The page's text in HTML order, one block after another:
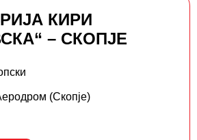
КИРИ
– СКОПЈЕ
(Скопје)